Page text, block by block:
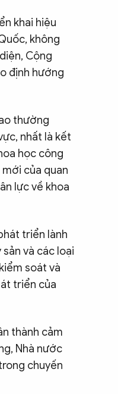
khai hiệu
không
Cộng
định hướng
thường
nhất là kết
học công
của quan
lực về khoa
triển lành
và các loại
soát và
triển của
thành cảm
Nhà nước
chuyến